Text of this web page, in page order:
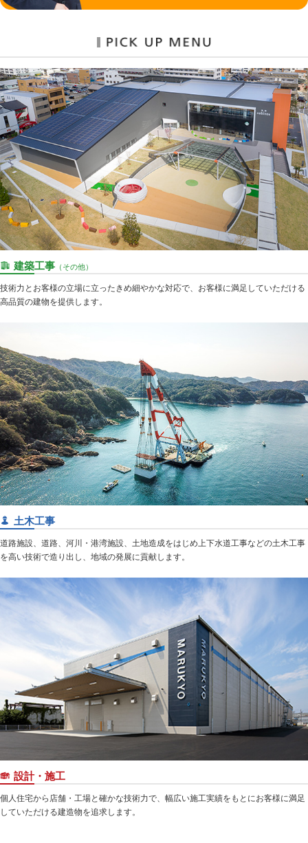
建築工事 （その他）
技術力とお客様の立場に立ったきめ細やかな対応で、お客様に満足していただける
高品質の建物を提供します。
土木工事
道路施設、道路、河川・港湾施設、土地造成をはじめ上下水道工事などの土木工事
を高い技術で造り出し、地域の発展に貢献します。
設計・施工
個人住宅から店舗・工場と確かな技術力で、幅広い施工実績をもとにお客様に満足
していただける建造物を追求します。